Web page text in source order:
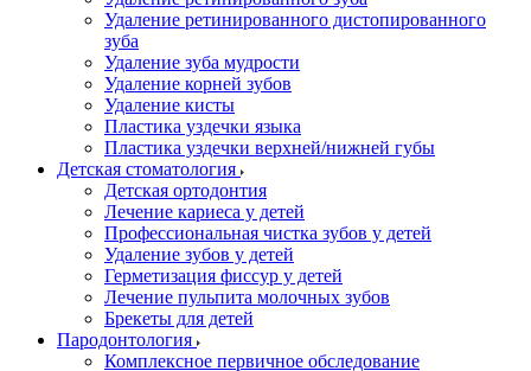
Удаление ретинированного дистопированного
зуба
Удаление зуба мудрости
Удаление корней зубов
Удаление кисты
Пластика уздечки языка
Пластика уздечки верхней/нижней губы
Детская стоматология
Детская ортодонтия
Лечение кариеса у детей
Профессиональная чистка зубов у детей
Удаление зубов у детей
Герметизация фиссур у детей
Лечение пульпита молочных зубов
Брекеты для детей
Пародонтология
Комплексное первичное обследование